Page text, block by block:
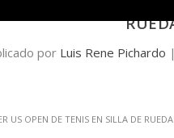
por Luis Rene Pichardo |